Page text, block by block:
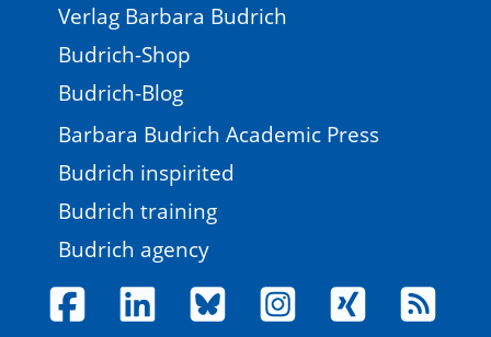
Verlag Barbara Budrich
Budrich-Shop
Budrich-Blog
Barbara Budrich Academic Press
Budrich inspirited
Budrich training
Budrich agency